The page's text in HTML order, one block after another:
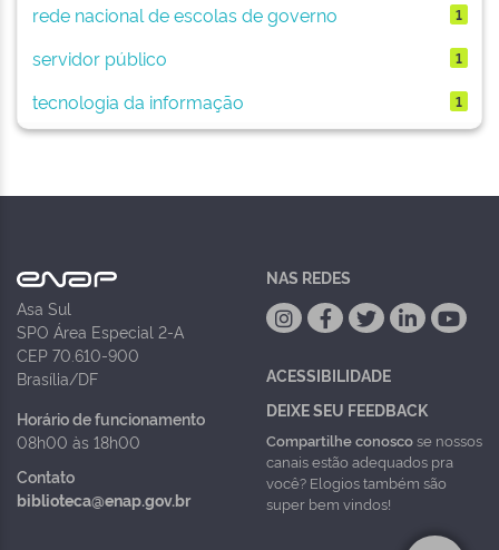
rede nacional de escolas de governo 1
servidor público 1
tecnologia da informação 1
Asa Sul
SPO Área Especial 2-A
CEP 70.610-900
Brasília/DF
Horário de funcionamento
08h00 às 18h00
Contato
biblioteca@enap.gov.br
NAS REDES
ACESSIBILIDADE
DEIXE SEU FEEDBACK
Compartilhe conoscose nossos
canais estão adequados pra
você? Elogios também são
super bem vindos!